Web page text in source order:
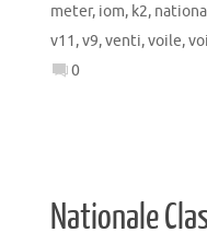
meter, iom, k2,
v11,v9,venti,voile,
0
Nationale